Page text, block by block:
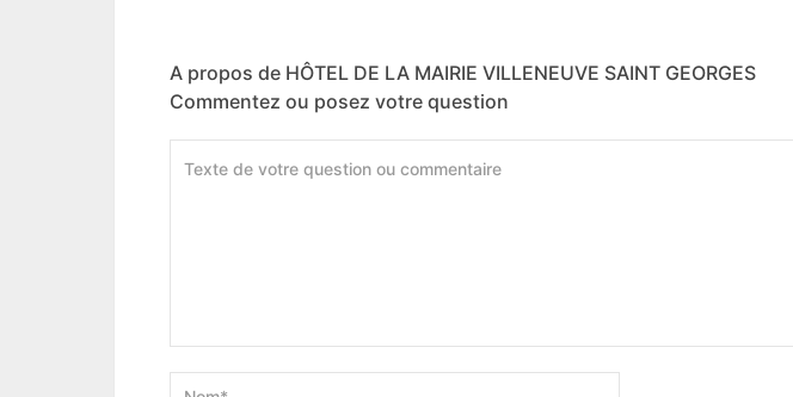
A propos de HÔTEL DE LA MAIRIE VILLENEUVE SAINT GEORGES
Commentez ou posez votre question